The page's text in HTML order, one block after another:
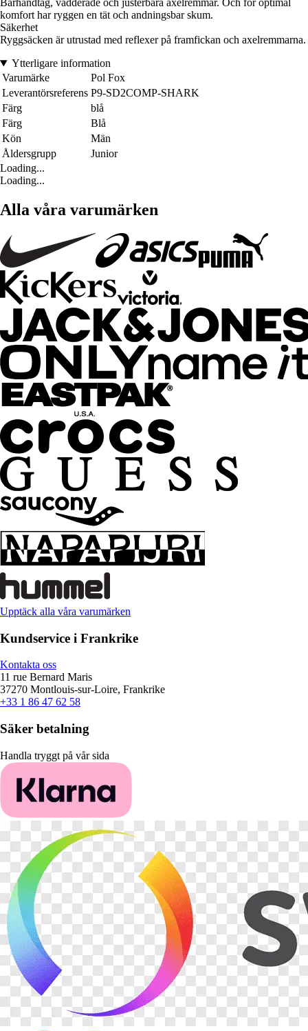
Bärhandtag, vadderade och justerbara axelremmar. Och för optimal
komfort har ryggen en tät och andningsbar skum.
Säkerhet
Ryggsäcken är utrustad med reflexer på framfickan och axelremmarna.
Ytterligare information
Varumärke
Pol Fox
Leverantörsreferens P9-SD2COMP-SHARK
Färg
blå
Färg
Blå
Kön
Män
Åldersgrupp
Junior
Loading...
Loading...
Alla våra varumärken
Upptäck alla våra varumärken
Kundservice i Frankrike
Kontakta oss
11 rue Bernard Maris
37270 Montlouis-sur-Loire, Frankrike
+33 1 86 47 62 58
Säker betalning
Handla tryggt på vår sida